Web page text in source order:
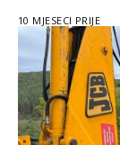
10 MJESECI PRIJE